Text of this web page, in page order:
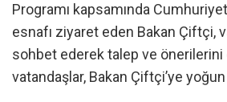
Programı kapsamında
esnafı ziyaret eden Bakan Çiftçi,
sohbet ederek talep ve önerilerini
vatandaşlar, Bakan Çiftçi’ye